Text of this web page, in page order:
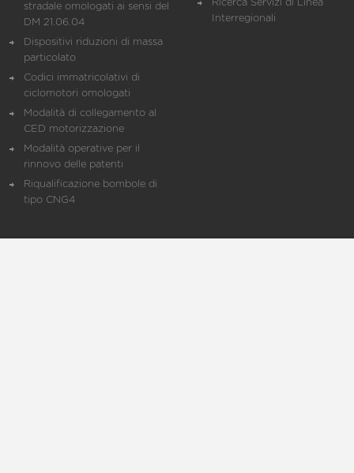
stradale omologati ai sensi del
DM 21.06.04
Dispositivi riduzioni di massa
particolato
Codici immatricolativi di
ciclomotori omologati
Modalità di collegamento al
CED motorizzazione
Modalità operative per il
rinnovo delle patenti
Riqualificazione bombole di
tipo CNG4
Ricerca Servizi di Linea
Interregionali